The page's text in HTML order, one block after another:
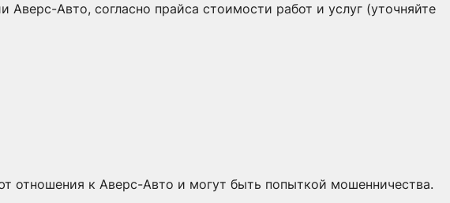
Авто, согласно прайса стоимости работ и услуг (уточняйте
отношения к Аверс-Авто и могут быть попыткой мошенничества.